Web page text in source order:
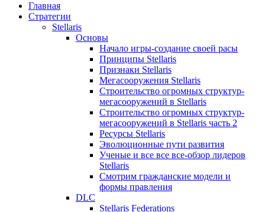
Главная
Стратегии
Stellaris
Основы
Начало игры-создание своей расы
Принципы Stellaris
Признаки Stellaris
Мегасооружения Stellaris
Строительство огромных структур-
мегасооружений в Stellaris
Строительство огромных структур-
мегасооружений в Stellaris часть 2
Ресурсы Stellaris
Эволюционные пути развития
Ученые и все все все-обзор лидеров
Stellaris
Смотрим гражданские модели и
формы правления
DLC
Stellaris Federations